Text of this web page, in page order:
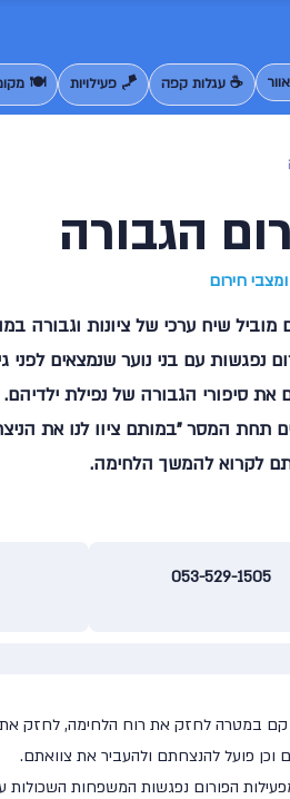
☕ עגלות קפה 🪁 פעילויות 🍽️
הגבורה
חירום
מוביל שיח ערכי של ציונות וגבורה
נפגשות עם בני נוער שנמצאים לפני
את סיפורי הגבורה של נפילת ילדיהם.
תחת המסר "במותם ציוו לנו את
לקרוא להמשך הלחימה.
053-529-1505
קם במטרה לחזק את רוח הלחימה, לחזק את
וכן פועל להנצחתם ולהעביר את צוואתם.
הפורום נפגשות המשפחות השכולות